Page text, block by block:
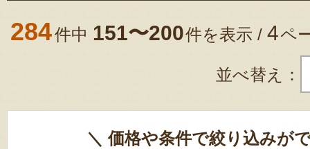
284件中 151〜200件を表示 / 4ペ
並べ替え：
＼ 価格や条件で絞り込みが